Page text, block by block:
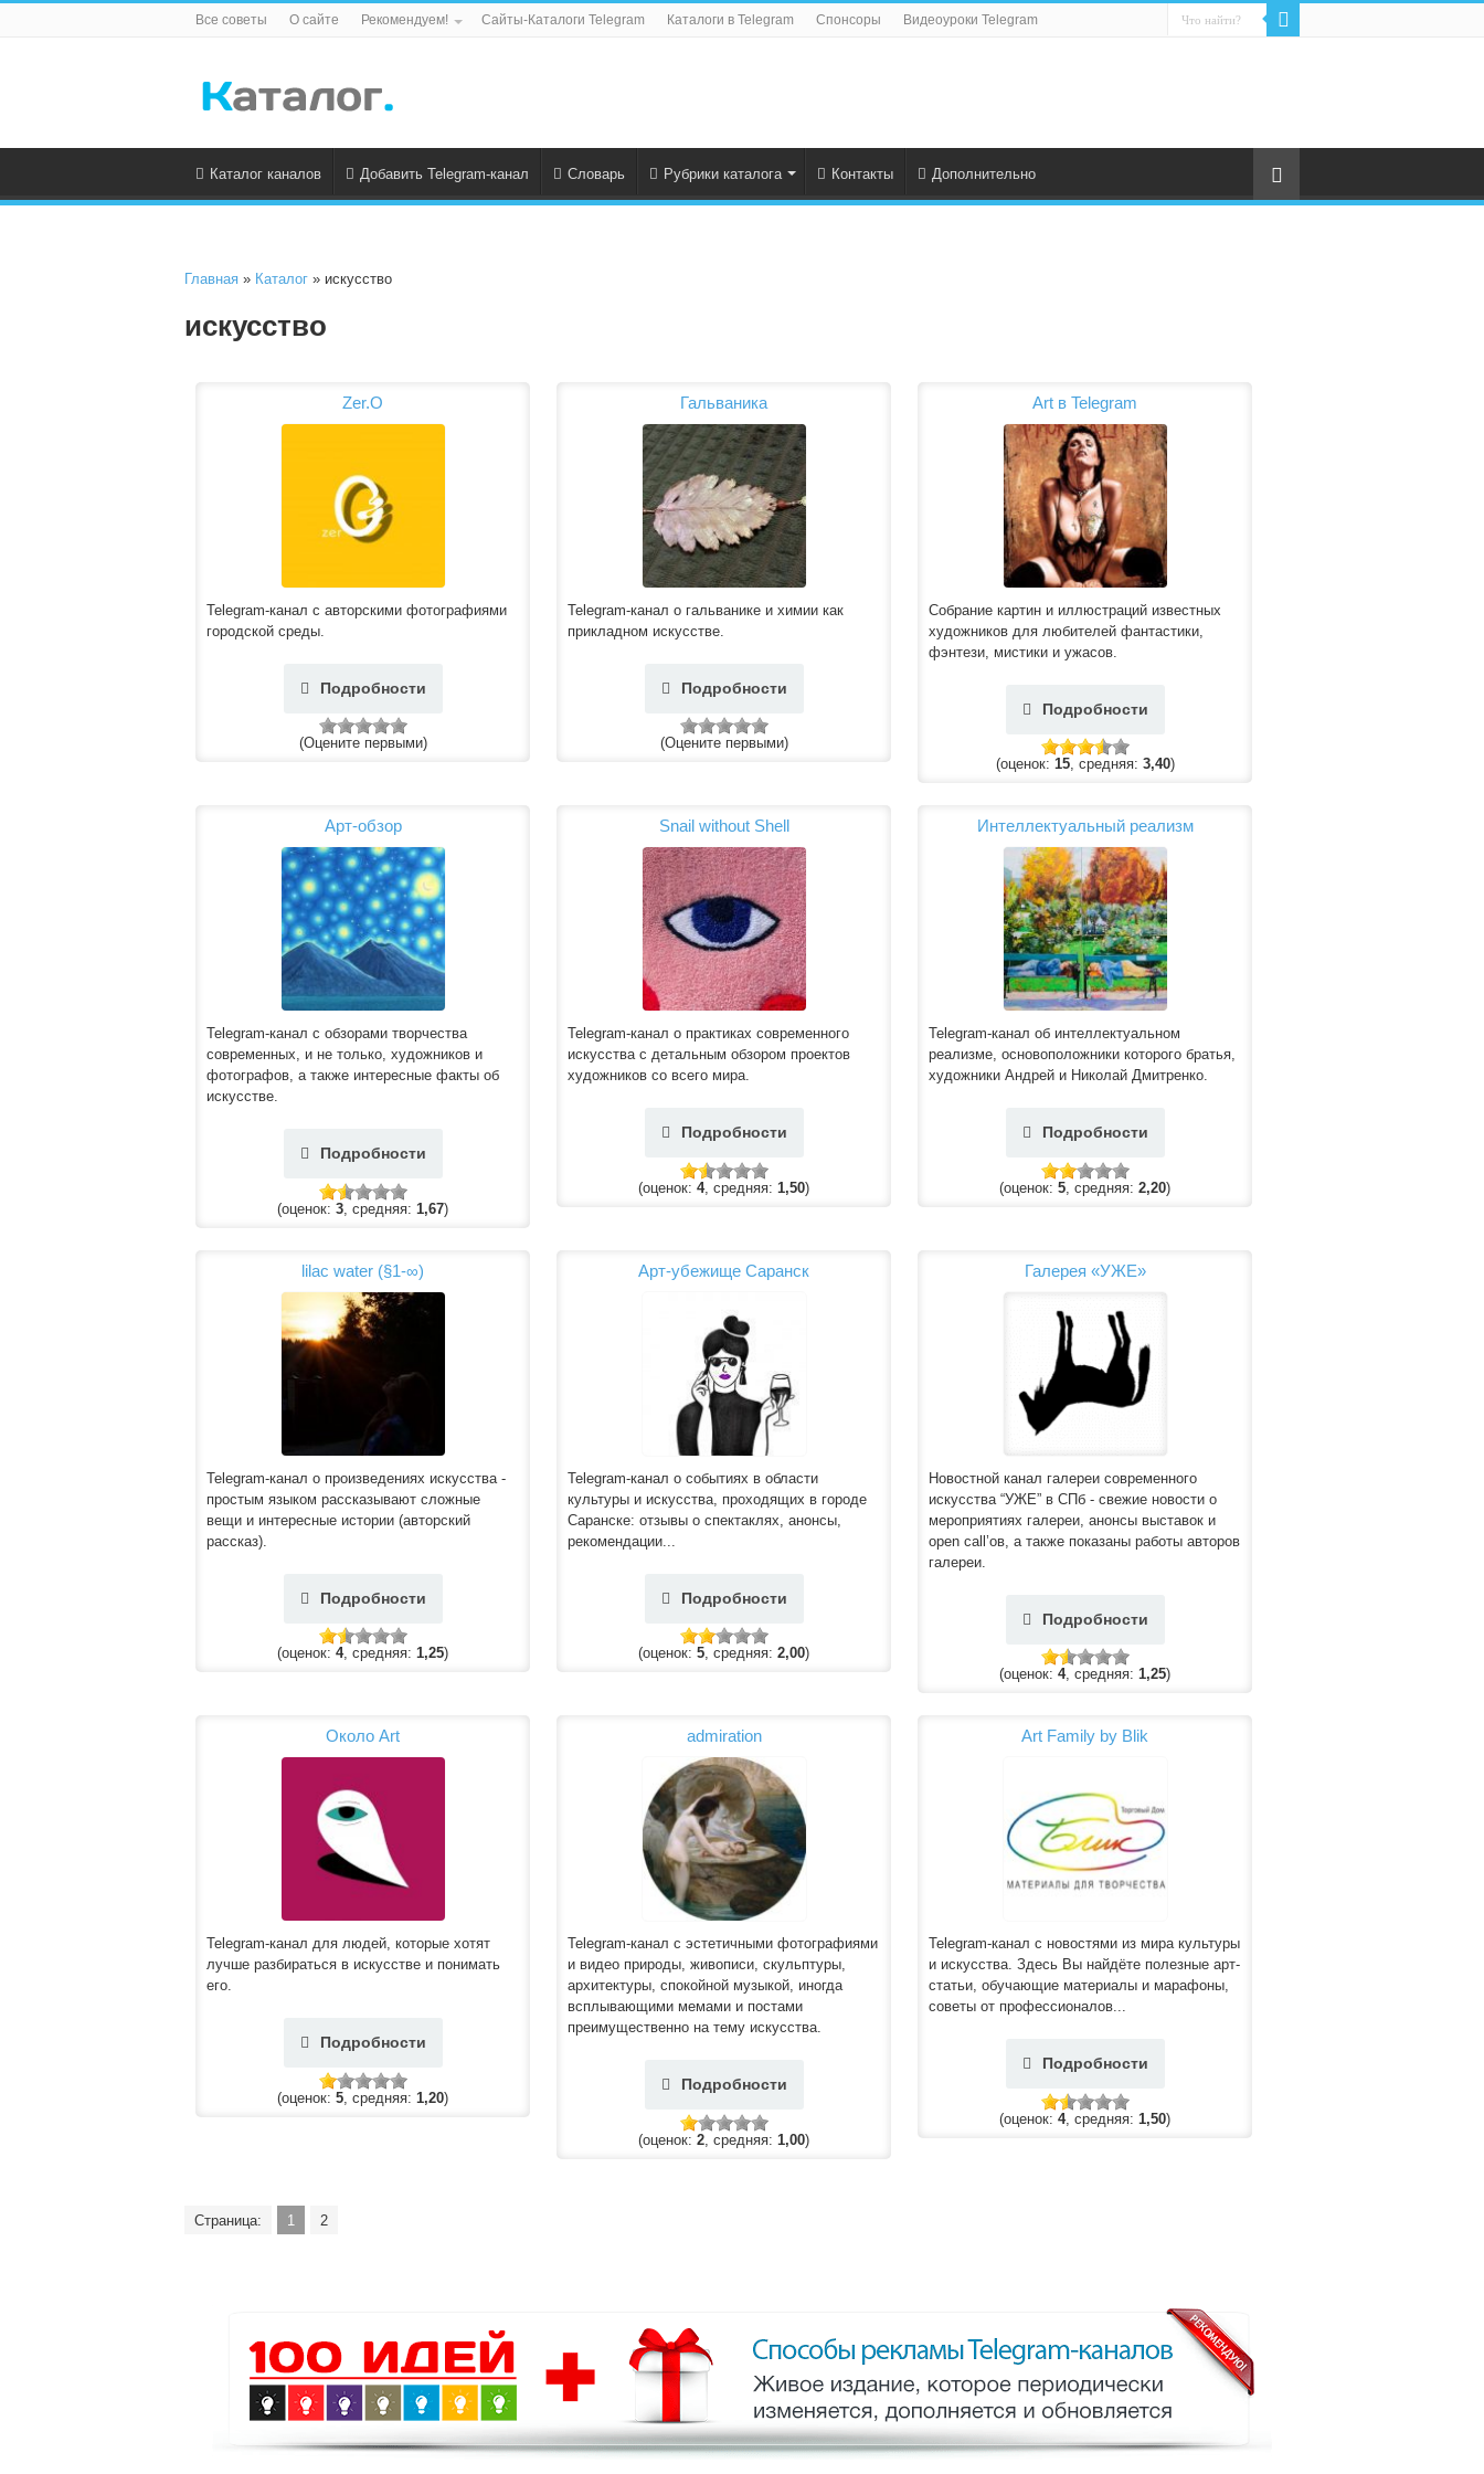
Все советы О сайте Рекомендуем! Сайты-Каталоги Telegram Каталоги в Telegram Спонсоры Видеоуроки Telegram
Каталог каналов Добавить Telegram-канал Словарь Рубрики каталога Контакты Дополнительно
Главная » Каталог » искусство
искусство
Zer.O
Telegram-канал с авторскими фотографиями
городской среды.
Подробности
(Оцените первыми)
Гальваника
Telegram-канал о гальванике и химии как
прикладном искусстве.
Подробности
(Оцените первыми)
Art в Telegram
Собрание картин и иллюстраций известных
художников для любителей фантастики,
фэнтези, мистики и ужасов.
Подробности
(оценок: 15, средняя: 3,40)
Арт-обзор
Telegram-канал с обзорами творчества
современных, и не только, художников и
фотографов, а также интересные факты об
искусстве.
Подробности
(оценок: 3 , средняя: 1,67)
Snail without Shell
Telegram-канал о практиках современного
искусства с детальным обзором проектов
художников со всего мира.
Подробности
(оценок: 4, средняя: 1,50)
Интеллектуальный реализм
Telegram-канал об интеллектуальном
реализме, основоположники которого братья,
художники Андрей и Николай Дмитренко.
Подробности
(оценок: 5 , средняя: 2,20)
lilac water (§1-∞)
Telegram-канал о произведениях искусства -
простым языком рассказывают сложные
вещи и интересные истории (авторский
рассказ).
Подробности
(оценок: 4, средняя: 1,25)
Арт-убежище Саранск
Telegram-канал о событиях в области
культуры и искусства, проходящих в городе
Саранске: отзывы о спектаклях, анонсы,
рекомендации...
Подробности
(оценок: 5, средняя: 2,00)
Галерея «УЖЕ»
Новостной канал галереи современного
искусства “УЖЕ” в СПб - свежие новости о
мероприятиях галереи, анонсы выставок и
open call’ов, а также показаны работы авторов
галереи.
Подробности
(оценок: 4, средняя: 1,25)
Около Art
Telegram-канал для людей, которые хотят
лучше разбираться в искусстве и понимать
его.
Подробности
(оценок: 5 , средняя: 1,20)
admiration
Telegram-канал с эстетичными фотографиями
и видео природы, живописи, скульптуры,
архитектуры, спокойной музыкой, иногда
всплывающими мемами и постами
преимущественно на тему искусства.
Подробности
(оценок: 2 , средняя: 1,00)
Art Family by Blik
Telegram-канал с новостями из мира культуры
и искусства. Здесь Вы найдёте полезные арт-
статьи, обучающие материалы и марафоны,
советы от профессионалов...
Подробности
(оценок: 4, средняя: 1,50)
Страница: 1 2